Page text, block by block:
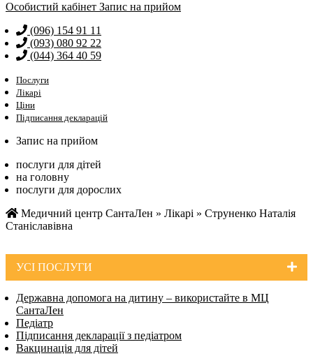
Особистий кабінет Запис на прийом
(096) 154 91 11
(093) 080 92 22
(044) 364 40 59
Послуги
Лікарі
Ціни
Підписання декларацій
Запис на прийом
послуги для дітей
на головну
послуги для дорослих
Медичний центр СантаЛен » Лікарі » Струненко Наталія
Станіславівна
УСI ПОСЛУГИ
Державна допомога на дитину – використайте в МЦ
СантаЛен
Педіатр
Підписання декларації з педіатром
Вакцинація для дітей